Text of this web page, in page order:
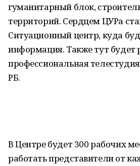
гуманитарный блок,
территорий. Сердцем ЦУРа
Ситуационный центр, куда
информация. Также тут будет
профессиональная
РБ.
В Центре будет 300 рабочих
работать представители от